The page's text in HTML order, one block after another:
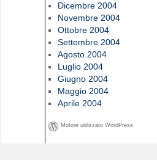
Dicembre 2004
Novembre 2004
Ottobre 2004
Settembre 2004
Agosto 2004
Luglio 2004
Giugno 2004
Maggio 2004
Aprile 2004
Motore utilizzato WordPress.